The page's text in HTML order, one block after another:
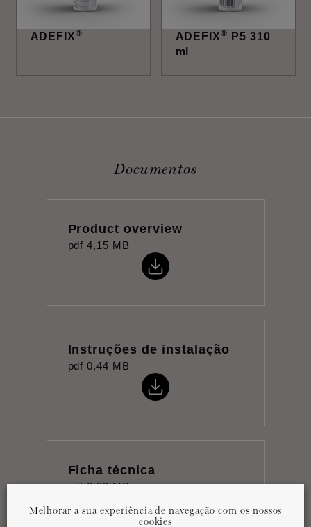
ADEFIX® ADEFIX®
P5 310
ml
Documentos
Product overview
pdf 4,15 MB
Instruções de instalação
pdf 0,44 MB
Ficha técnica
pdf 0,83 MB
Melhorar a sua experiência de navegação com os nossos
cookies